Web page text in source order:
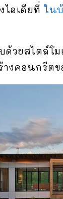
ไอเดียที่ใน
ด้วยสไตล์โ
างคอนกรี